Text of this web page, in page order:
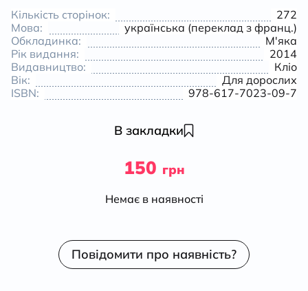
Кількість сторінок:
272
Мова:
українська (переклад з франц.)
Обкладинка:
М'яка
Рік видання:
2014
Видавництво:
Кліо
Вік:
Для дорослих
ISBN:
978-617-7023-09-7
В закладки
150 грн
Немає в наявності
Повідомити про наявність?